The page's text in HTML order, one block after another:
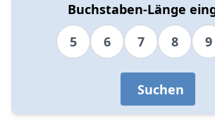
Buchstaben-Länge
5
6 7 8 9
Suchen